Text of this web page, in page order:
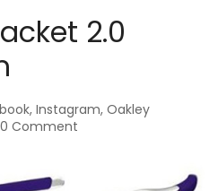
2.0
, Instagram, Oakley
0 Comment